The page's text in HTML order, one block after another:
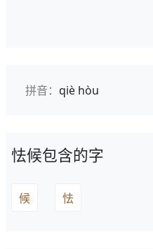
拼音： qiè hòu
怯候包含的字
候 怯